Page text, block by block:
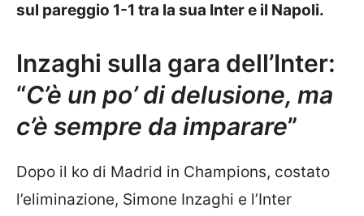
sul pareggio 1-1 tra la sua Inter e il Napoli.
Inzaghi sulla gara dell’Inter:
“C’è un po’ di delusione, ma
c’è sempre da imparare”
Dopo il ko di Madrid in Champions, costato
l’eliminazione, Simone Inzaghi e l’Inter